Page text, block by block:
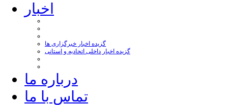
اخبار
گزیده اخبار خبرگزاری ها
گزیده اخبار داخلی اتحادیه و استانی
درباره ما
تماس با ما